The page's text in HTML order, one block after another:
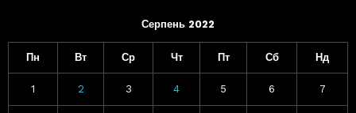
Серпень 2022
Пн Вт Ср Чт Пт Сб Нд
1 2 3 4 5 6 7